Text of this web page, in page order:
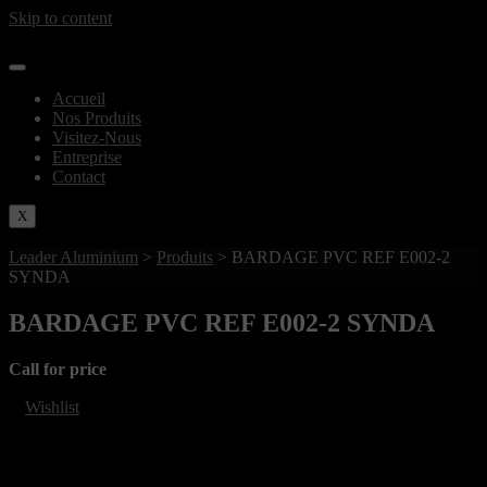
Skip to content
Accueil
Nos Produits
Visitez-Nous
Entreprise
Contact
X
Leader Aluminium > Produits > BARDAGE PVC REF E002-2
SYNDA
BARDAGE PVC REF E002-2 SYNDA
Call for price
Wishlist